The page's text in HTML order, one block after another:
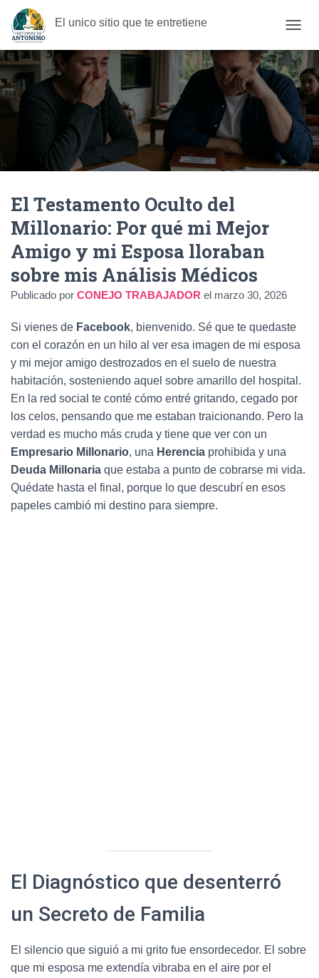
El unico sitio que te entretiene
A
M
B
R
D
O
N
El Testamento Oculto del
Millonario: Por qué mi Mejor
Amigo y mi Esposa lloraban
sobre mis Análisis Médicos
Publicado por CONEJO TRABAJADOR el marzo 30, 2026
Si vienes de Facebook, bienvenido. Sé que te quedaste
con el corazón en un hilo al ver esa imagen de mi esposa
y mi mejor amigo destrozados en el suelo de nuestra
habitación, sosteniendo aquel sobre amarillo del hospital.
En la red social te conté cómo entré gritando, cegado por
los celos, pensando que me estaban traicionando. Pero la
verdad es mucho más cruda y tiene que ver con un
Empresario Millonario, una Herencia prohibida y una
Deuda Millonaria que estaba a punto de cobrarse mi vida.
Quédate hasta el final, porque lo que descubrí en esos
papeles cambió mi destino para siempre.
El Diagnóstico que desenterró
un Secreto de Familia
El silencio que siguió a mi grito fue ensordecedor. El sobre
que mi esposa me extendía vibraba en el aire por el